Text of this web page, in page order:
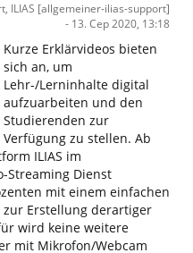
ILIAS [allgemeiner-ilias-support]
- 13. Сер 2020, 13:18
Kurze Erklärvideos bieten
sich an, um
Lehr-/Lerninhalte digital
aufzuarbeiten und den
Studierenden zur
Verfügung zu stellen. Ab
ILIAS im
Streaming Dienst
mit einem einfachen
Erstellung derartiger
wird keine weitere
mit Mikrofon/Webcam